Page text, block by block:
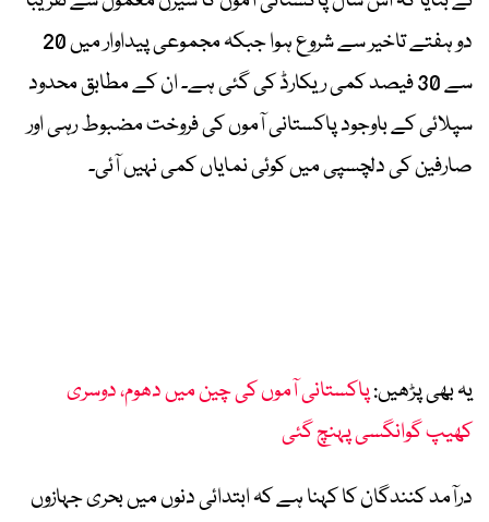
دو ہفتے تاخیر سے شروع ہوا جبکہ مجموعی پیداوار میں 20
سے 30 فیصد کمی ریکارڈ کی گئی ہے۔ ان کے مطابق محدود
سپلائی کے باوجود پاکستانی آموں کی فروخت مضبوط رہی اور
صارفین کی دلچسپی میں کوئی نمایاں کمی نہیں آئی۔
یہ بھی پڑھیں:پاکستانی آموں کی چین میں دھوم، دوسری
کھیپ گوانگسی پہنچ گئی
درآمد کنندگان کا کہنا ہے کہ ابتدائی دنوں میں بحری جہازوں